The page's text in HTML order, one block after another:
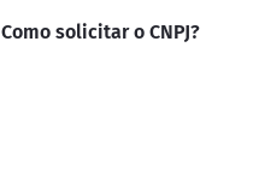
Como solicitar o CNPJ?